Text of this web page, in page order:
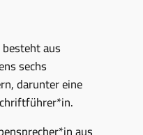
aus
sechs
darunter eine